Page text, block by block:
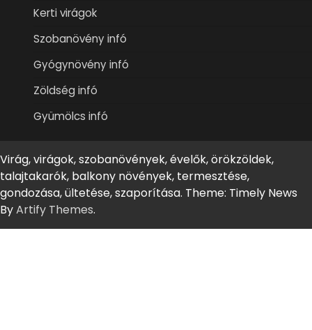
Kerti virágok
Szobanövény infó
Gyógynövény infó
Zöldség infó
Gyümölcs infó
Virág, virágok, szobanövények, évelők, örökzöldek,
talajtakarók, balkony növények, termesztése,
gondozása, ültetése, szaporítása. Theme: Timely News
ByArtify Themes.